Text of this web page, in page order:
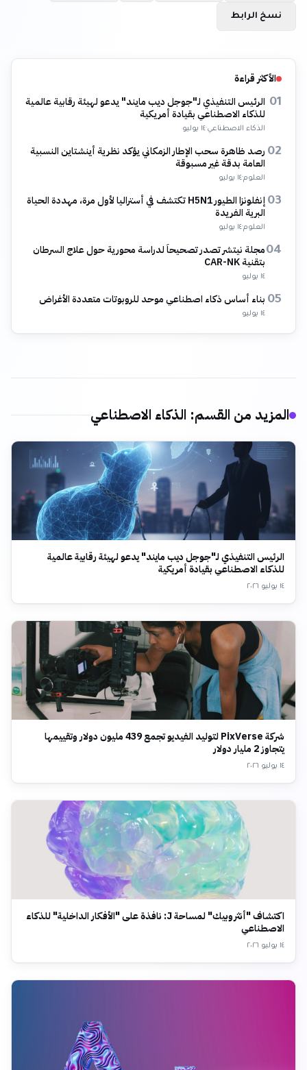
نسخ الرابط
الأكثر قراءة
01 الرئيس التنفيذي لـ"جوجل ديب مايند" يدعو لهيئة رقابية عالمية
للذكاء الاصطناعي بقيادة أمريكية
الذكاء الاصطناعي·١٤ يوليو
02 رصد ظاهرة سحب الإطار الزمكاني يؤكد نظرية أينشتاين النسبية
العامة بدقة غير مسبوقة
العلوم·١٤ يوليو
03
إنفلونزا الطيور H5N1 تكتشف في أستراليا لأول مرة، مهددة الحياة
البرية الفريدة
العلوم·١٤ يوليو
04مجلة نيتشر تصدر تصحيحاً لدراسة محورية حول علاج السرطان
بتقنية CAR-NK
١٤ يوليو
05 بناء أساس ذكاء اصطناعي موحد للروبوتات متعددة الأغراض
١٤ يوليو
المزيد من القسم: الذكاء الاصطناعي
الرئيس التنفيذي لـ"جوجل ديب مايند" يدعو لهيئة رقابية عالمية
للذكاء الاصطناعي بقيادة أمريكية
١٤ يوليو ٢٠٢٦
شركة PixVerse لتوليد الفيديو تجمع 439 مليون دولار وتقييمها
يتجاوز 2 مليار دولار
١٤ يوليو ٢٠٢٦
اكتشاف "أنثروبيك" لمساحة J: نافذة على "الأفكار الداخلية" للذكاء
الاصطناعي
١٤ يوليو ٢٠٢٦